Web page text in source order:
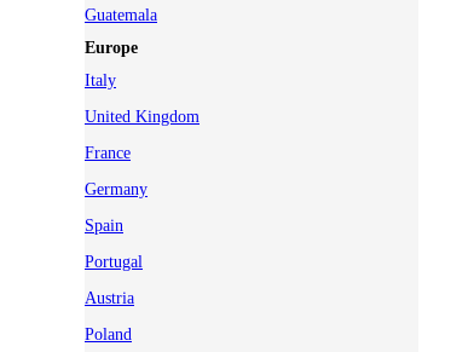
Guatemala
Europe
Italy
United Kingdom
France
Germany
Spain
Portugal
Austria
Poland